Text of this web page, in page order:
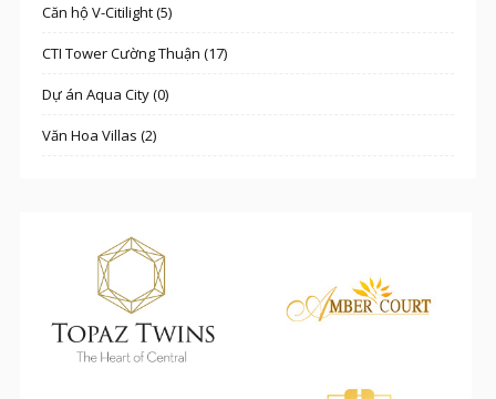
Căn hộ V-Citilight (5)
CTI Tower Cường Thuận (17)
Dự án Aqua City (0)
Văn Hoa Villas (2)